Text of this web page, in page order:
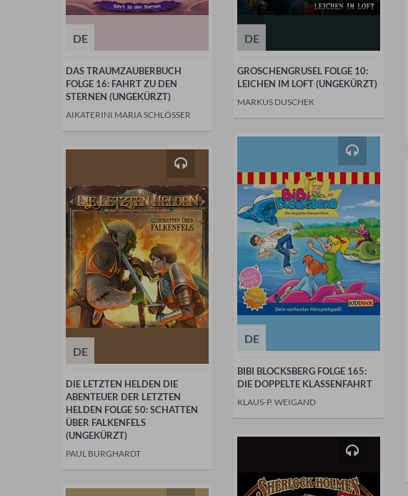
DE
DAS TRAUMZAUBERBUCH
FOLGE 16: FAHRT ZU DEN
STERNEN (UNGEKÜRZT)
AIKATERINI MARIA SCHLÖSSER
DE
GROSCHENGRUSEL FOLGE 10:
LEICHEN IM LOFT (UNGEKÜRZT)
MARKUS DUSCHEK
DE
DIE LETZTEN HELDEN DIE
ABENTEUER DER LETZTEN
HELDEN FOLGE 50: SCHATTEN
ÜBER FALKENFELS
(UNGEKÜRZT)
PAUL BURGHARDT
DE
BIBI BLOCKSBERG FOLGE 165:
DIE DOPPELTE KLASSENFAHRT
KLAUS-P. WEIGAND